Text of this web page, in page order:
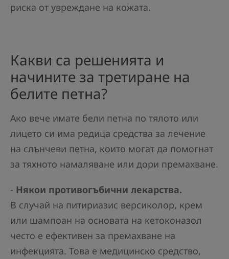
риска от увреждане на кожата.
Какви са решенията и
начините за третиране на
белите петна?
Ако вече имате бели петна по тялото или
лицето си има редица средства за лечение
на слънчеви петна, които могат да помогнат
за тяхното намаляване или дори премахване.
- Някои противогъбични лекарства.
В случай на питириазис версиколор, крем
или шампоан на основата на кетоконазол
често е ефективен за премахване на
инфекцията. Това е медицинско средство,